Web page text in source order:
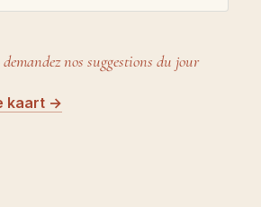
demandez nos suggestions du jour
kaart →